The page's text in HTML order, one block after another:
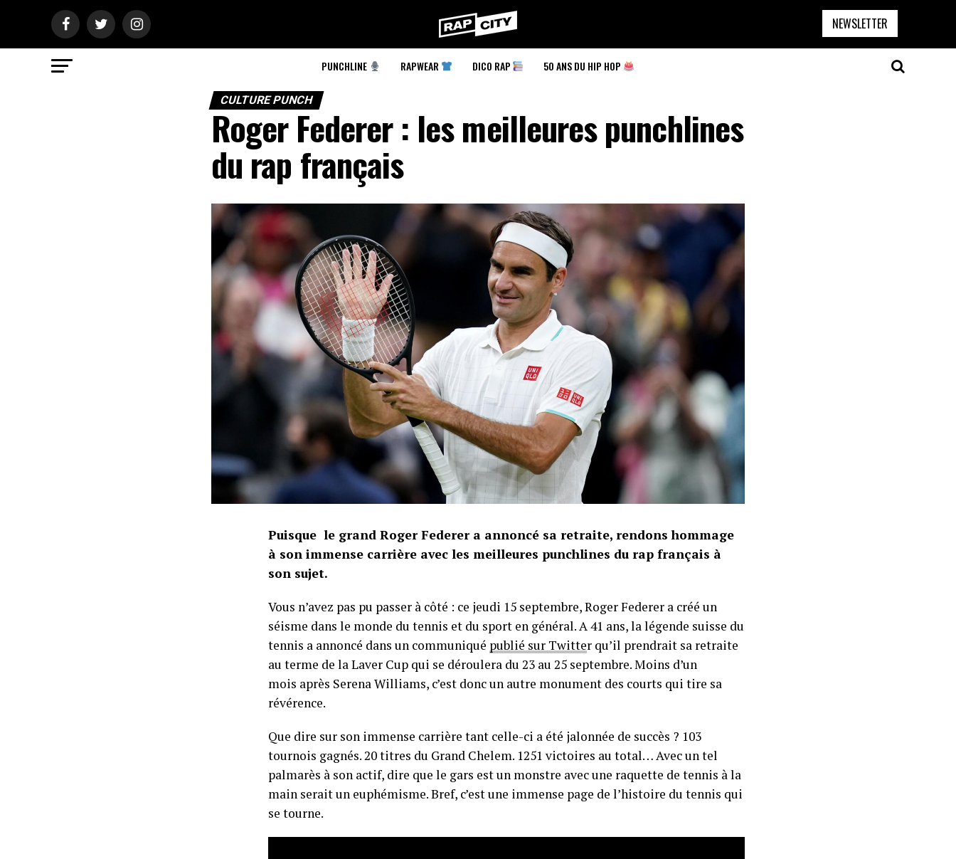
RapCity
NEWSLETTER
PUNCHLINE RAPWEAR DICO RAP 50 ANS DU HIP HOP
CULTURE PUNCH
Roger Federer : les meilleures punchlines
du rap français
Puisque le grand Roger Federer a annoncé sa retraite, rendons hommage
à son immense carrière avec les meilleures punchlines du rap français à
son sujet.
Vous n’avez pas pu passer à côté : ce jeudi 15 septembre, Roger Federer a créé un
séisme dans le monde du tennis et du sport en général. A 41 ans, la légende suisse du
tennis a annoncé dans un communiqué publié sur Twitter qu’il prendrait sa retraite
au terme de la Laver Cup qui se déroulera du 23 au 25 septembre. Moins d’un
mois après Serena Williams, c’est donc un autre monument des courts qui tire sa
révérence.
Que dire sur son immense carrière tant celle-ci a été jalonnée de succès ? 103
tournois gagnés. 20 titres du Grand Chelem. 1251 victoires au total… Avec un tel
palmarès à son actif, dire que le gars est un monstre avec une raquette de tennis à la
main serait un euphémisme. Bref, c’est une immense page de l’histoire du tennis qui
se tourne.